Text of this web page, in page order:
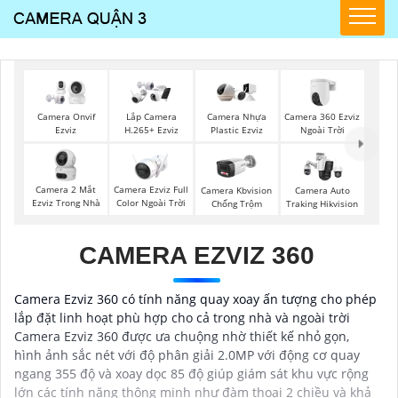
Camera Onvif
Ezviz
Lắp Camera
H.265+ Ezviz
Camera Nhựa
Plastic Ezviz
Camera 360 Ezviz
Ngoài Trời
Camera 2 Mắt
Ezviz Trong Nhà
Camera Ezviz Full
Color Ngoài Trời
Camera Kbvision
Chống Trộm
Camera Auto
Traking Hikvision
CAMERA EZVIZ 360
Camera Ezviz 360 có tính năng quay xoay ấn tượng cho phép
lắp đặt linh hoạt phù hợp cho cả trong nhà và ngoài trời
Camera Ezviz 360 được ưa chuộng nhờ thiết kế nhỏ gọn,
hình ảnh sắc nét với độ phân giải 2.0MP với động cơ quay
ngang 355 độ và xoay dọc 85 độ giúp giám sát khu vực rộng
lớn các tính năng thông minh như đàm thoại 2 chiều và khả